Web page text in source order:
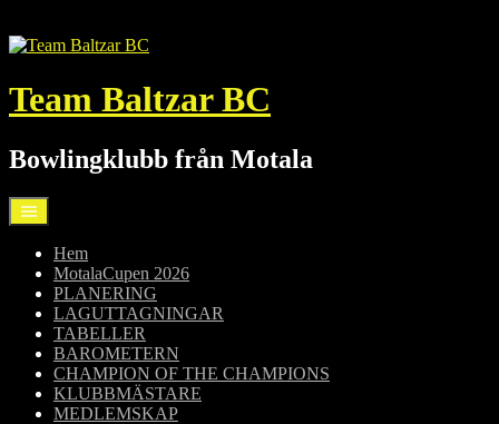
till
Team Baltzar BC
Bowlingklubb från Motala
Hem
MotalaCupen 2026
PLANERING
LAGUTTAGNINGAR
TABELLER
BAROMETERN
CHAMPION OF THE CHAMPIONS
KLUBBMÄSTARE
MEDLEMSKAP